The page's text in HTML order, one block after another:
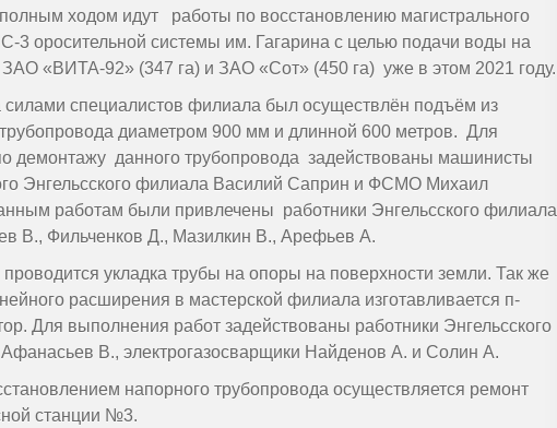
ходом идут работы по восстановлению магистрального
3 оросительной системы им. Гагарина с целью подачи воды на
«ВИТА-92» (347 га) и ЗАО «Сот» (450 га) уже в этом 2021 году.
силами специалистов филиала был осуществлён подъём из
диаметром 900 мм и длинной 600 метров. Для
демонтажу данного трубопровода задействованы машинисты
Энгельсского филиала Василий Саприн и ФСМО Михаил
работам были привлечены работники Энгельсского филиала
В., Фильченков Д., Мазилкин В., Арефьев А.
укладка трубы на опоры на поверхности земли. Так же
расширения в мастерской филиала изготавливается п-
Для выполнения работ задействованы работники Энгельсского
В., электрогазосварщики Найденов А. и Солин А.
напорного трубопровода осуществляется ремонт
станции №3.